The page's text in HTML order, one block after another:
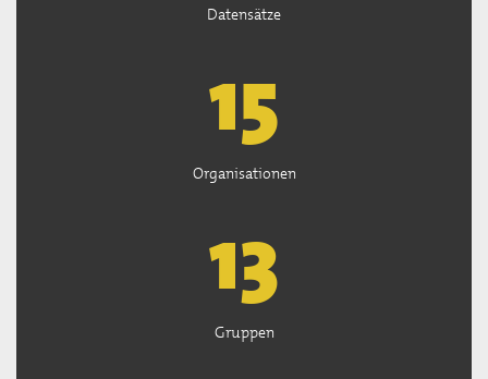
Datensätze
15
Organisationen
13
Gruppen